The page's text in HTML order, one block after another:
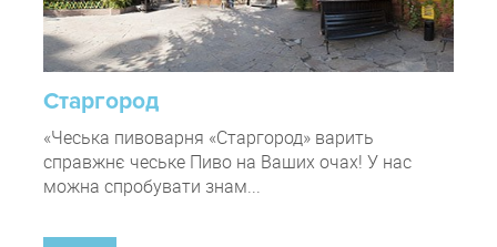
Старгород
«Чеська пивоварня «Старгород» варить
справжнє чеське Пиво на Ваших очах! У нас
можна спробувати знам...